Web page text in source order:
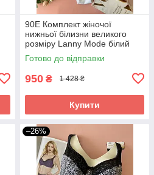
90Е Комплект жіночої
нижньої білизни великого
розміру Lanny Mode білий
Готово до відправки
950 ₴ 1 428 ₴
Купити
–26%